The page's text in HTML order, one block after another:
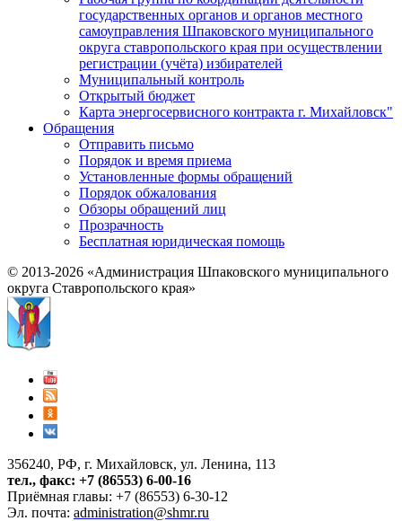
государственных органов и органов местного
самоуправления Шпаковского муниципального
округа ставропольского края при осуществлении
регистрации (учёта) избирателей
Муниципальный контроль
Открытый бюджет
Карта энергосервисного контракта г. Михайловск"
Обращения
Отправить письмо
Порядок и время приема
Установленные формы обращений
Порядок обжалования
Обзоры обращений лиц
Прозрачность
Бесплатная юридическая помощь
© 2013-2026 «Администрация Шпаковского муниципального
округа Ставропольского края»
356240, РФ, г. Михайловск, ул. Ленина, 113
тел., факс: +7 (86553) 6-00-16
Приёмная главы: +7 (86553) 6-30-12
Эл. почта: administration@shmr.ru